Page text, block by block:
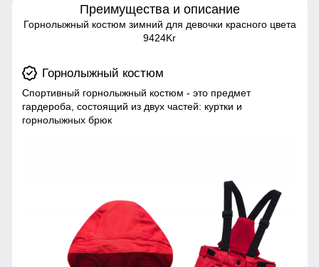
Преимущества и описание
Горнолыжный костюм зимний для девочки красного цвета
9424Kr
Горнолыжный костюм
Спортивный горнолыжный костюм - это предмет
гардероба, состоящий из двух частей: куртки и
горнолыжных брюк